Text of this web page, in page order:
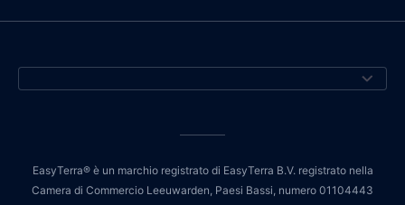
EasyTerra® è un marchio registrato di EasyTerra B.V. registrato nella
Camera di Commercio Leeuwarden, Paesi Bassi, numero 01104443